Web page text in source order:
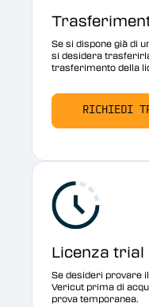
Se si dispone già di
si desidera
trasferimento della
RICHIEDI
Licenza trial
Se desideri provare
Vericut prima di
prova temporanea.